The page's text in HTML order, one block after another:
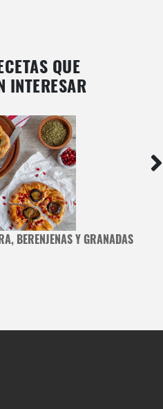
QUE
INTERESAR
BERENJENAS Y GRANADAS